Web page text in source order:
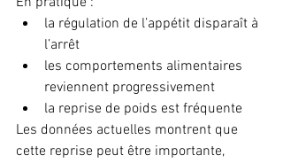
la régulation de l’appétit disparaît à
l’arrêt
les comportements alimentaires
reviennent progressivement
la reprise de poids est fréquente
Les données actuelles montrent que
cette reprise peut être importante,